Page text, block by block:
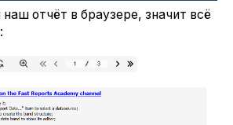
отчёт в браузере, значит всё